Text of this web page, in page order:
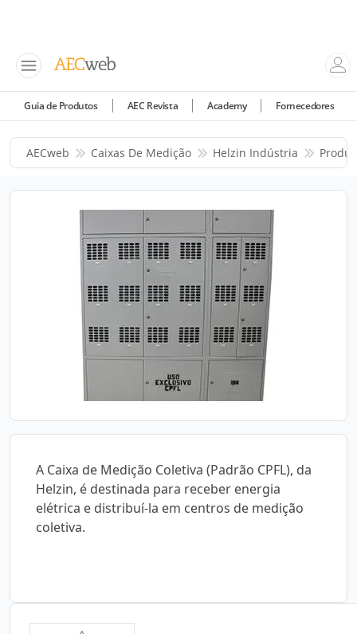
Guia de Produtos AEC Revista Academy Fornecedores
AECweb Caixas De Medição Helzin Indústria
A Caixa de Medição Coletiva (Padrão CPFL), da
Helzin, é destinada para receber energia
elétrica e distribuí-la em centros de medição
coletiva.